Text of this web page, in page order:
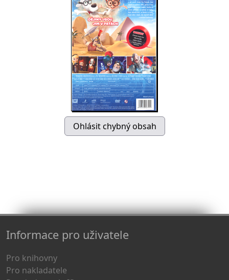
Informace pro uživatele
Pro knihovny
Pro nakladatele